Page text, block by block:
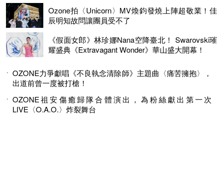
Ozone拍〈Unicorn〉MV煥鈞發燒上陣超敬業！佳
辰明知故問讓團員受不了
《假面女郎》林珍娜Nana空降臺北！ Swarovski璀
耀盛典《Extravagant Wonder》華山盛大開幕！
OZONE力爭獻唱《不良執念清除師》主題曲〈痛苦擁抱〉，
出道前曾一度被打槍！
OZONE祖安傷癒歸隊合體演出，為粉絲獻出第一次
LIVE〈O.A.O.〉炸裂舞台